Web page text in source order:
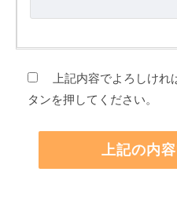
上記内容でよろしけれ
タンを押してください。